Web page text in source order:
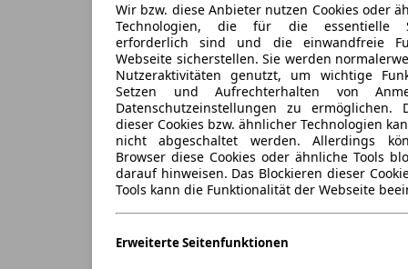
Wir bzw. diese Anbieter nutzen Cookies oder
Technologien, die für die essentielle
erforderlich sind und die einwandfreie
Webseite sicherstellen. Sie werden
Nutzeraktivitäten genutzt, um wichtige
Setzen und Aufrechterhalten von
Datenschutzeinstellungen zu ermöglichen.
dieser Cookies bzw. ähnlicher Technologien
nicht abgeschaltet werden. Allerdings
Browser diese Cookies oder ähnliche Tools
darauf hinweisen. Das Blockieren dieser
Tools kann die Funktionalität der Webseite
Erweiterte Seitenfunktionen